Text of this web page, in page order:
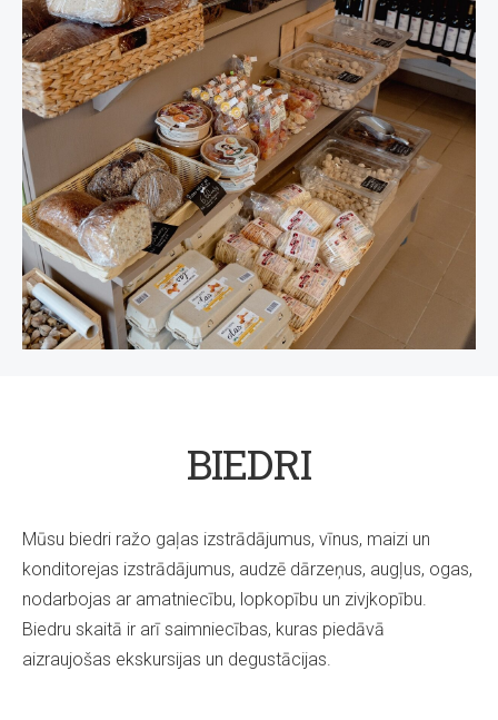
BIEDRI
Mūsu biedri ražo gaļas izstrādājumus, vīnus, maizi un
konditorejas izstrādājumus, audzē dārzeņus, augļus, ogas,
nodarbojas ar amatniecību, lopkopību un zivjkopību.
Biedru skaitā ir arī saimniecības, kuras piedāvā
aizraujošas ekskursijas un degustācijas.